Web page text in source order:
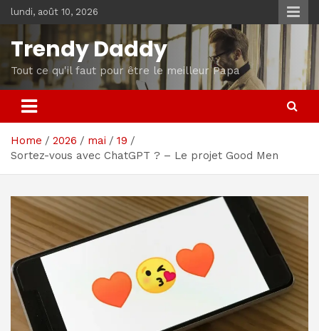
Skip
to
content
lundi, août 10, 2026
Trendy Daddy
Tout ce qu'il faut pour être le meilleur Papa
Home 2026 mai
19
Sortez-vous avec ChatGPT ? – Le projet Good Men